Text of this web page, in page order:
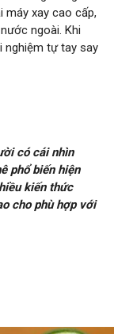
máy xay cao cấp,
ngoài. Khi
nghiệm tự tay say
có cái nhìn
phổ biến hiện
kiến thức
cho phù hợp với